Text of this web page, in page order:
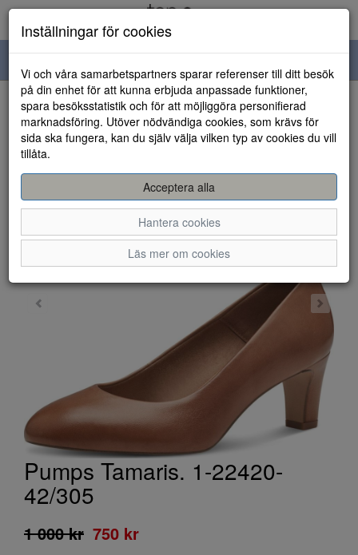
navigation
HEM
Pumps Tamaris. 1-22420-
42/305
1 000 kr 750 kr
Inställningar för cookies
Vi och våra samarbetspartners sparar referenser till ditt besök
på din enhet för att kunna erbjuda anpassade funktioner,
spara besöksstatistik och för att möjliggöra personifierad
marknadsföring. Utöver nödvändiga cookies, som krävs för
sida ska fungera, kan du själv välja vilken typ av cookies du vill
tillåta.
Acceptera alla
Hantera cookies
Läs mer om cookies